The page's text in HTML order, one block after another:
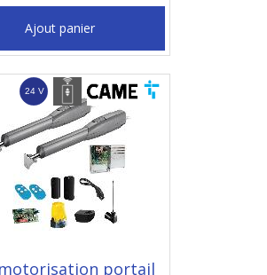
Ajout panier
portail